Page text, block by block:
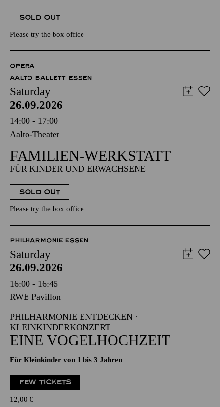
SOLD OUT
Please try the box office
OPERA
AALTO BALLETT ESSEN
Saturday
26.09.2026
14:00 - 17:00
Aalto-Theater
FAMILIEN-WERKSTATT
FÜR KINDER UND ERWACHSENE
SOLD OUT
Please try the box office
PHILHARMONIE ESSEN
Saturday
26.09.2026
16:00 - 16:45
RWE Pavillon
PHILHARMONIE ENTDECKEN ·
KLEINKINDERKONZERT
EINE VOGELHOCHZEIT
Für Kleinkinder von 1 bis 3 Jahren
FEW TICKETS
12,00 €